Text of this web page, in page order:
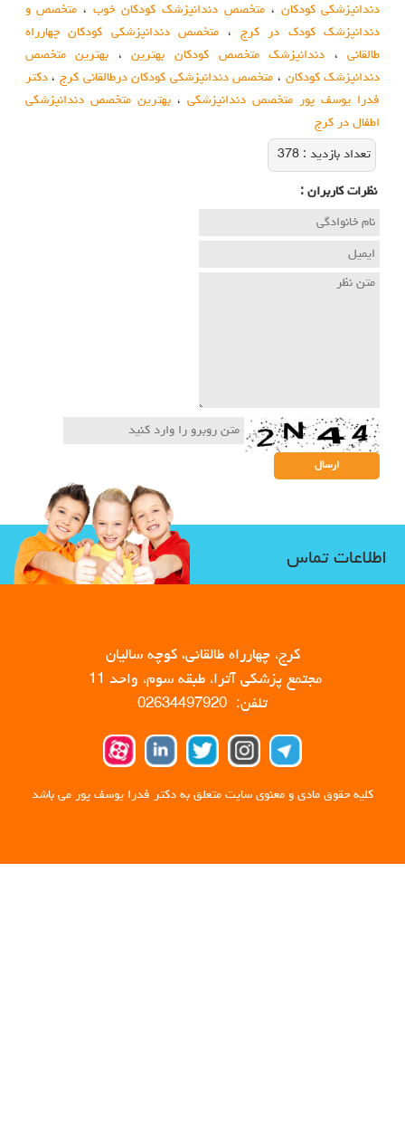
دندانپزشکی کودکان ،متخصص دندانپزشک کودکان خوب، متخصص و
دندانپزشک کودک در کرج ، متخصص دندانپزشکی کودکان چهارراه
طالقانی، دندانپزشک متخصص کودکان بهترین، بهترین متخصص
دندانپزشک کودکان ، متخصص دندانپزشکی کودکان درطالقانی کرج ،دکتر
فدرا یوسف پور متخصص دندانپزشکی ،بهترین متخصص دندانپزشکی
اطفال در کرج
تعداد بازديد : 378
نظرات كاربران :
اطلاعات تماس
کرج، چهارراه طالقانی، کوچه سالیان
مجتمع پزشکی آترا، طبقه سوم، واحد 11
تلفن: 02634497920
کلیه حقوق مادی و معنوی سایت متعلق به دکتر فدرا یوسف پور می باشد